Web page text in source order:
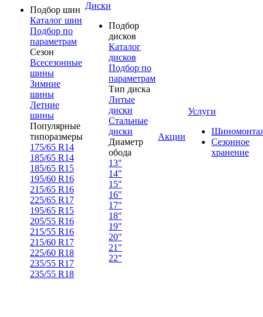
Подбор шин
Каталог шин
Подбор по
параметрам
Сезон
Всесезонные
шины
Зимние
шины
Летние
шины
Популярные
типоразмеры
175/65 R14
185/65 R14
185/65 R15
195/60 R16
215/65 R16
225/65 R17
195/65 R15
205/55 R16
215/55 R16
215/60 R17
225/60 R18
235/55 R17
235/55 R18
Диски
Подбор
дисков
Каталог
дисков
Подбор по
параметрам
Тип диска
Литые
диски
Стальные
диски
Диаметр
обода
13"
14"
15"
16"
17"
18"
19"
20"
21"
22"
Акции
Услуги
Сезонное
хранение